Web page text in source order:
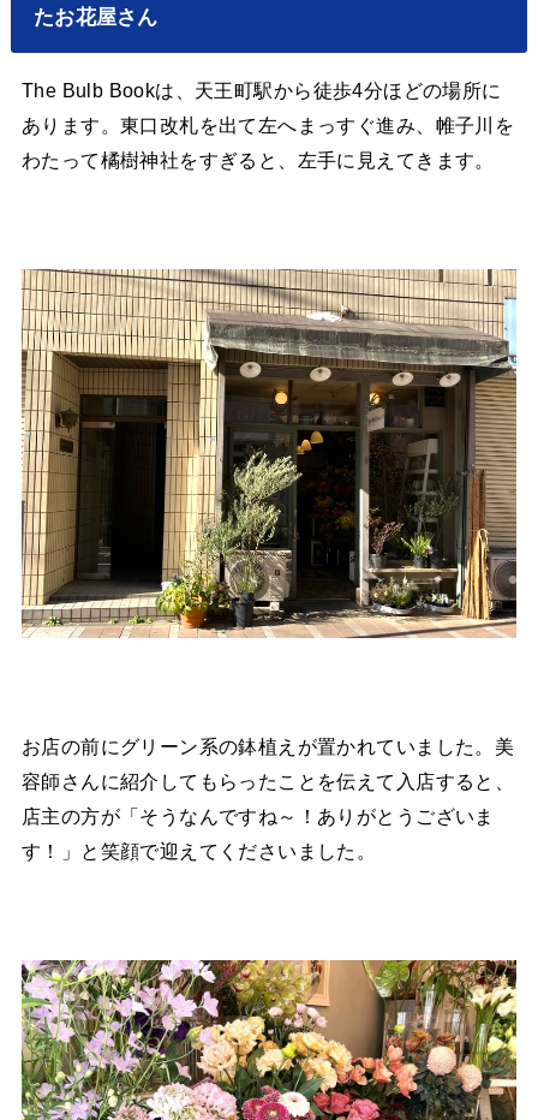
たお花屋さん
The Bulb Bookは、天王町駅から徒歩4分ほどの場所に
あります。東口改札を出て左へまっすぐ進み、帷子川を
わたって橘樹神社をすぎると、左手に見えてきます。
お店の前にグリーン系の鉢植えが置かれていました。美
容師さんに紹介してもらったことを伝えて入店すると、
店主の方が「そうなんですね～！ありがとうございま
す！」と笑顔で迎えてくださいました。